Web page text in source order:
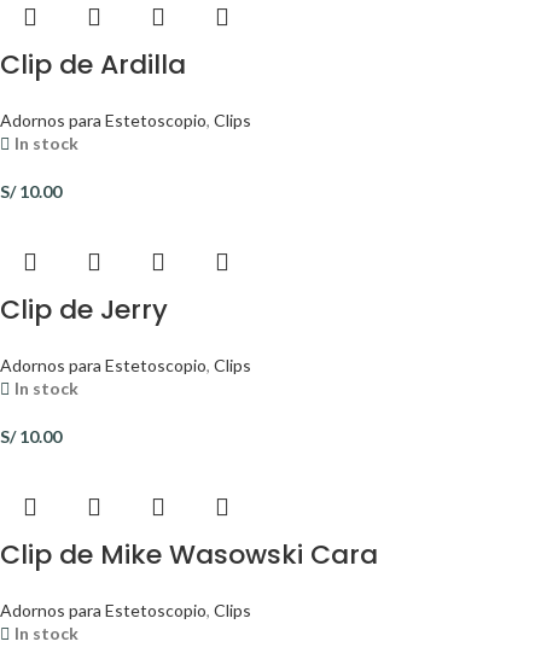
Clip de Ardilla
Adornos para Estetoscopio, Clips
In stock
S/10.00
Clip de Jerry
Adornos para Estetoscopio, Clips
In stock
S/10.00
Clip de Mike Wasowski Cara
Adornos para Estetoscopio, Clips
In stock